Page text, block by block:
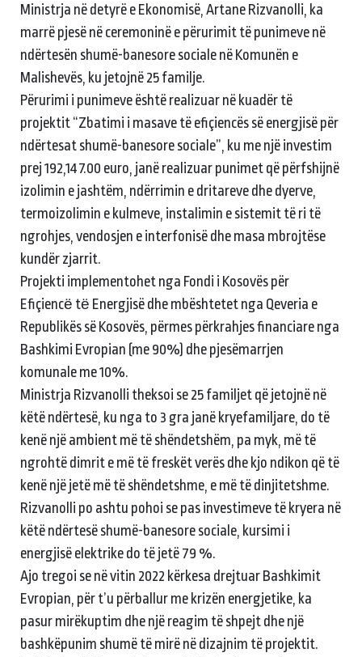
Ministrja në detyrë e Ekonomisë, Artane Rizvanolli, ka
marrë pjesë në ceremoninë e përurimit të punimeve në
ndërtesën shumë-banesore sociale në Komunën e
Malishevës, ku jetojnë 25 familje.
Përurimi i punimeve është realizuar në kuadër të
projektit “Zbatimi i masave të efiçiencës së energjisë për
ndërtesat shumë-banesore sociale”, ku me një investim
prej 192,147.00 euro, janë realizuar punimet që përfshijnë
izolimin e jashtëm, ndërrimin e dritareve dhe dyerve,
termoizolimin e kulmeve, instalimin e sistemit të ri të
ngrohjes, vendosjen e interfonisë dhe masa mbrojtëse
kundër zjarrit.
Projekti implementohet nga Fondi i Kosovës për
Efiçiencё tё Energjisë dhe mbështetet nga Qeveria e
Republikës së Kosovës, përmes përkrahjes financiare nga
Bashkimi Evropian (me 90%) dhe pjesëmarrjen
komunale me 10%.
Ministrja Rizvanolli theksoi se 25 familjet që jetojnë në
këtë ndërtesë, ku nga to 3 gra janë kryefamiljare, do të
kenë një ambient më të shëndetshëm, pa myk, më të
ngrohtë dimrit e më të freskët verës dhe kjo ndikon që të
kenë një jetë më të shëndetshme, e më të dinjitetshme.
Rizvanolli po ashtu pohoi se pas investimeve të kryera në
këtë ndërtesë shumë-banesore sociale, kursimi i
energjisë elektrike do të jetë 79 %.
Ajo tregoi se në vitin 2022 kërkesa drejtuar Bashkimit
Evropian, për t’u përballur me krizën energjetike, ka
pasur mirëkuptim dhe një reagim të shpejt dhe një
bashkëpunim shumë të mirë në dizajnim të projektit.